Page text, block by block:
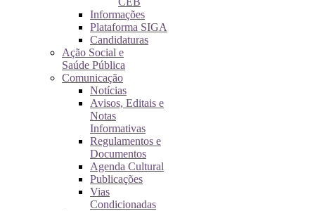
Informações
Plataforma SIGA
Candidaturas
Ação Social e
Saúde Pública
Comunicação
Notícias
Avisos, Editais e
Notas
Informativas
Regulamentos e
Documentos
Agenda Cultural
Publicações
Vias
Condicionadas